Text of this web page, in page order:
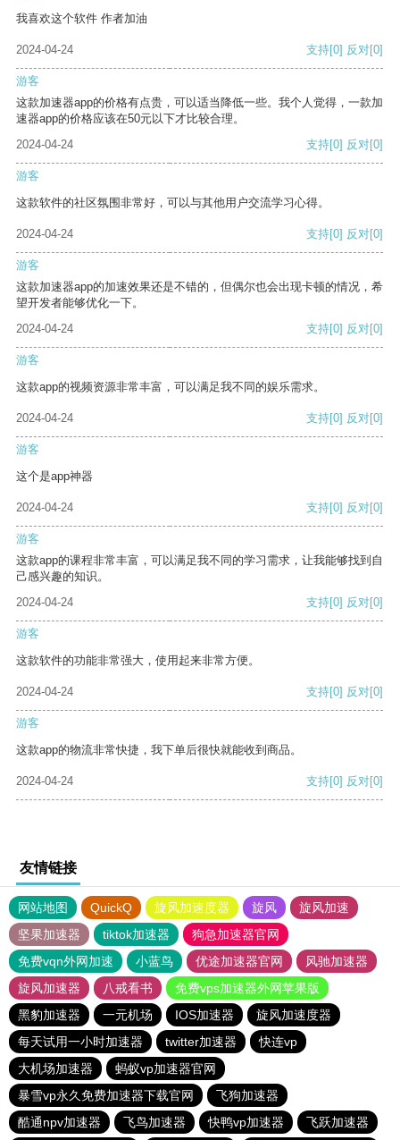
我喜欢这个软件 作者加油
2024-04-24 支持[0] 反对[0]
游客
这款加速器app的价格有点贵，可以适当降低一些。我个人觉得，一款加
速器app的价格应该在50元以下才比较合理。
2024-04-24
支持[0] 反对[0]
游客
这款软件的社区氛围非常好，可以与其他用户交流学习心得。
2024-04-24 支持[0] 反对[0]
游客
这款加速器app的加速效果还是不错的，但偶尔也会出现卡顿的情况，希
望开发者能够优化一下。
2024-04-24
支持[0] 反对[0]
游客
这款app的视频资源非常丰富，可以满足我不同的娱乐需求。
2024-04-24 支持[0] 反对[0]
游客
这个是app神器
2024-04-24 支持[0] 反对[0]
游客
这款app的课程非常丰富，可以满足我不同的学习需求，让我能够找到自
己感兴趣的知识。
2024-04-24
支持[0] 反对[0]
游客
这款软件的功能非常强大，使用起来非常方便。
2024-04-24 支持[0] 反对[0]
游客
这款app的物流非常快捷，我下单后很快就能收到商品。
2024-04-24 支持[0] 反对[0]
友情链接
网站地图 QuickQ 旋风加速度器 旋风
旋风加速
坚果加速器
tiktok加速器
狗急加速器官网
免费vqn外网加速
小蓝鸟 优途加速器官网
风驰加速器
旋风加速器
八戒看书
免费vps加速器外网苹果版
黑豹加速器
一元机场 IOS加速器
旋风加速度器
每天试用一小时加速器
twitter加速器
快连vp
大机场加速器
蚂蚁vp加速器官网
暴雪vp永久免费加速器下载官网
飞狗加速器
酷通npv加速器
飞鸟加速器 快鸭vp加速器 飞跃加速器